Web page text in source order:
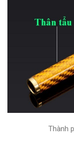
Thành